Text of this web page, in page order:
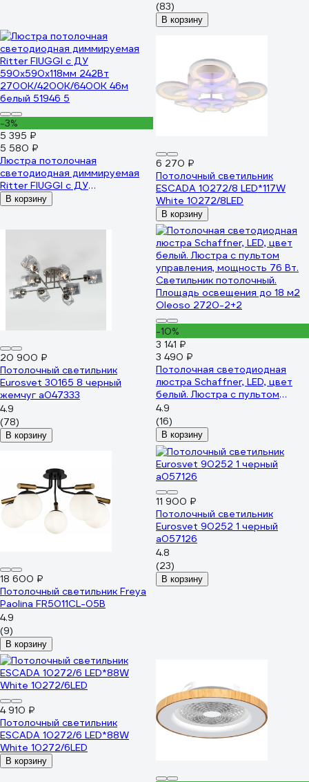
2700K+6400K/4200K/
45м белый/золото 51612 9
(83)
В корзину
-3%
5 395 ₽
5 580 ₽
Люстра потолочная
светодиодная диммируемая
Ritter FIUGGI с ДУ
590x590x118мм 242Вт
2700K/4200K/6400K 46м
В корзину
6 270 ₽
Потолочный светильник
ESCADA 10272/8 LED*117W
White 10272/8LED
В корзину
20 900 ₽
Потолочный светильник
Eurosvet 30165 8 черный
жемчуг a047333
4.9
(78)
В корзину
-10%
3 141 ₽
3 490 ₽
Потолочная светодиодная
люстра Schaffner, LED, цвет
белый. Люстра с пультом
управления, мощность 76 Вт.
Светильник потолочный.
Площадь освещения до 18 м2
Oleoso 2720-2+2
4.9
(16)
В корзину
18 600 ₽
Потолочный светильник Freya
Paolina FR5011CL-05B
4.9
(9)
В корзину
11 900 ₽
Потолочный светильник
Eurosvet 90252 1 черный
a057126
4.8
(23)
В корзину
4 910 ₽
Потолочный светильник
ESCADA 10272/6 LED*88W
White 10272/6LED
В корзину